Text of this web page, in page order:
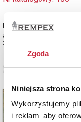
Zgoda
Niniejsza strona
Wykorzystujemy
i reklam, aby
Kaplica Boimów we
akwarela na podrysowaniu
29,6 x 35,6 cm;
Zobacz pełne